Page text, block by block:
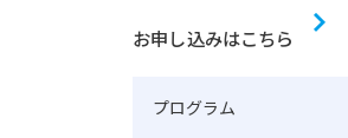
お申し込みはこちら
プログラム